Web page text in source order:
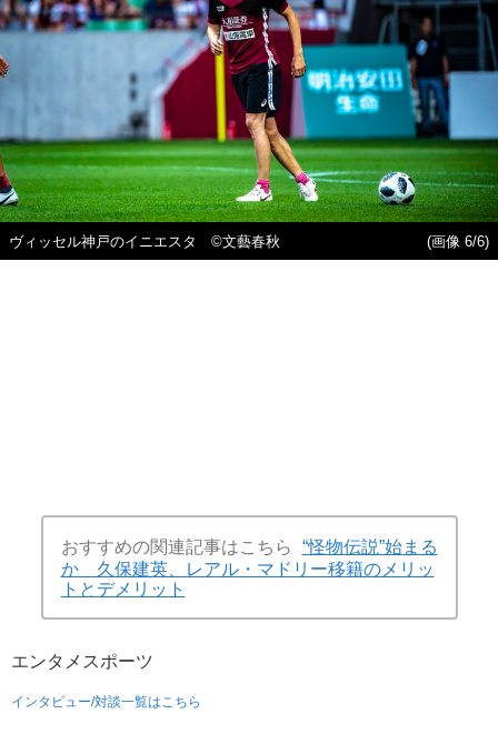
ヴィッセル神戸のイニエスタ ©文藝春秋 (画像 6/6)
おすすめの関連記事はこちら
“怪物伝説”始まる
か 久保建英、レアル・マドリー移籍のメリッ
トとデメリット
エンタメ スポーツ
インタビュー/対談一覧はこちら